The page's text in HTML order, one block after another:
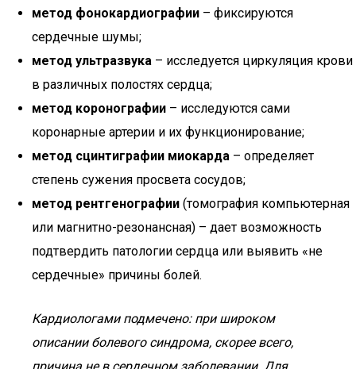
метод фонокардиографии – фиксируются
сердечные шумы;
метод ультразвука – исследуется циркуляция крови
в различных полостях сердца;
метод коронографии – исследуются сами
коронарные артерии и их функционирование;
метод сцинтиграфии миокарда – определяет
степень сужения просвета сосудов;
метод рентгенографии (томография компьютерная
или магнитно-резонансная) – дает возможность
подтвердить патологии сердца или выявить «не
сердечные» причины болей.
Кардиологами подмечено: при широком
описании болевого синдрома, скорее всего,